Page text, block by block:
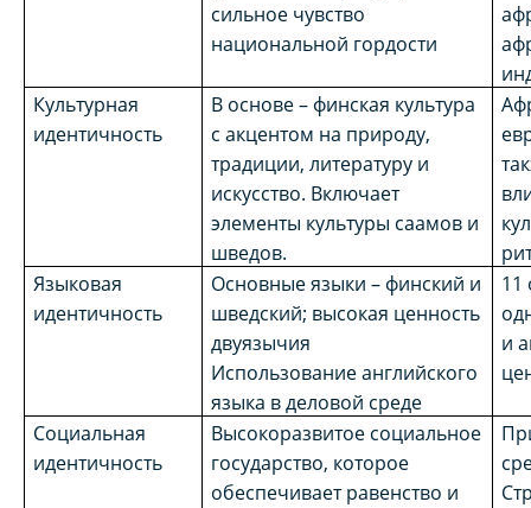
сильное чувство
национальной гордости
Культурная
идентичность
В основе – финская культура
с акцентом на природу,
традиции, литературу и
искусство. Включает
элементы культуры саамов и
шведов.
Языковая
идентичность
Основные языки – финский и
шведский; высокая ценность
двуязычия
Использование английского
языка в деловой среде
11
и
Социальная
идентичность
Высокоразвитое социальное
государство, которое
обеспечивает равенство и